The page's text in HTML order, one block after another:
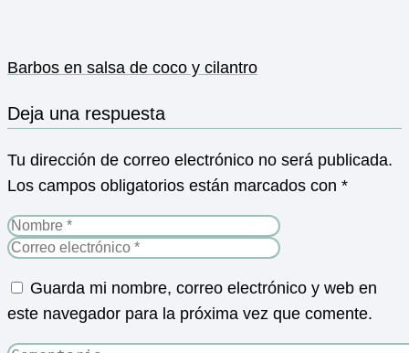
Barbos en salsa de coco y cilantro
Deja una respuesta
Tu dirección de correo electrónico no será publicada.
Los campos obligatorios están marcados con *
Guarda mi nombre, correo electrónico y web en
este navegador para la próxima vez que comente.